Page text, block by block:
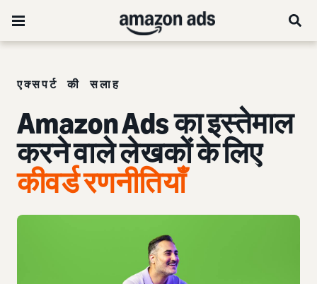
एक्सपर्ट की सलाह
Amazon Ads का इस्तेमाल
करने वाले लेखकों के लिए
कीवर्ड रणनीतियाँ